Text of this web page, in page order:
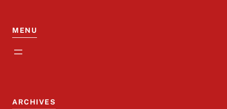
MENU
ARCHIVES